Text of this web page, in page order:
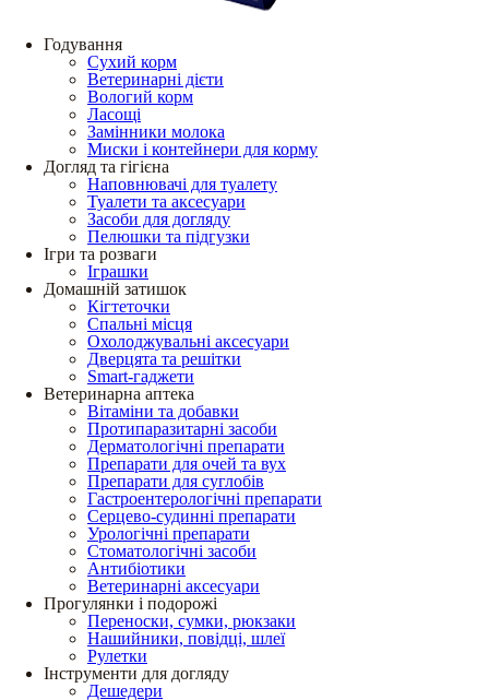
Годування
Сухий корм
Ветеринарні дієти
Вологий корм
Ласощі
Замінники молока
Миски і контейнери для корму
Догляд та гігієна
Наповнювачі для туалету
Туалети та аксесуари
Засоби для догляду
Пелюшки та підгузки
Ігри та розваги
Іграшки
Домашній затишок
Кігтеточки
Спальні місця
Охолоджувальні аксесуари
Дверцята та решітки
Smart-гаджети
Ветеринарна аптека
Вітаміни та добавки
Протипаразитарні засоби
Дерматологічні препарати
Препарати для очей та вух
Препарати для суглобів
Гастроентерологічні препарати
Серцево-судинні препарати
Урологічні препарати
Стоматологічні засоби
Антибіотики
Ветеринарні аксесуари
Прогулянки і подорожі
Переноски, сумки, рюкзаки
Нашийники, повідці, шлеї
Рулетки
Інструменти для догляду
Дешедери